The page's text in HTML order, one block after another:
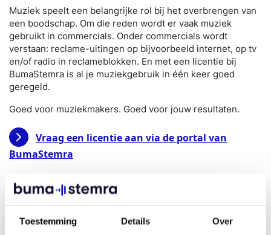
Toestemming Details Over
Muziek speelt een belangrijke rol bij het overbrengen van
een boodschap. Om die reden wordt er vaak muziek
gebruikt in commercials. Onder commercials wordt
verstaan: reclame-uitingen op bijvoorbeeld internet, op tv
en/of radio in reclameblokken. En met een licentie bij
BumaStemra is al je muziekgebruik in één keer goed
geregeld.
Goed voor muziekmakers. Goed voor jouw resultaten.
Vraag een licentie aan via de portal van
BumaStemra
Wat is library- of stockmuziek?
Dit is muziek die speciaal gecomponeerd is voor gebruik in
audiovisuele producties. Doordat deze muziek vaak